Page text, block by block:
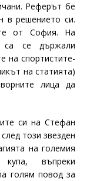
Реферът бе
в решението си.
от София. На
са се държали
на спортистите-
на статията)
лица да
си на Стефан
този звезден
на големия
купа, въпреки
голям повод за